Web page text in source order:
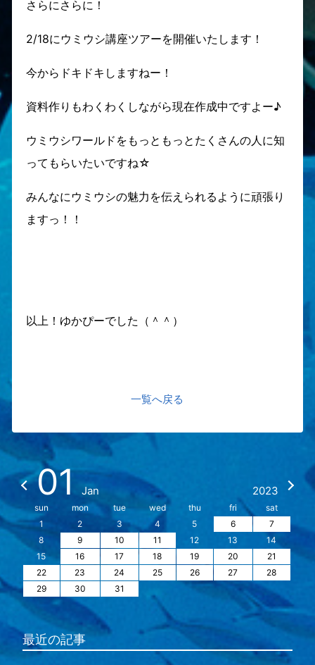
さらにさらに！
2/18にウミウシ講座ツアーを開催いたします！
今からドキドキしますねー！
資料作りもわくわくしながら現在作成中ですよー♪
ウミウシワールドをもっともっとたくさんの人に知
ってもらいたいですね☆
みんなにウミウシの魅力を伝えられるように頑張り
ますっ！！
以上！ゆかぴーでした（＾＾）
一覧へ戻る
01 Jan 2023
sun mon tue wed thu fri
sat
1
2 3 4 5 6
7
8
9 10 11 12 13
14
15
16 17 18 19 20
21
22
23 24 25 26 27
28
29
30 31
最近の記事